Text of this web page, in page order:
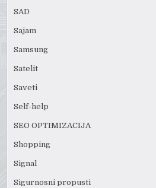
SAD
Sajam
Samsung
Satelit
Saveti
Self-help
SEO OPTIMIZACIJA
Shopping
Signal
Sigurnosni propusti